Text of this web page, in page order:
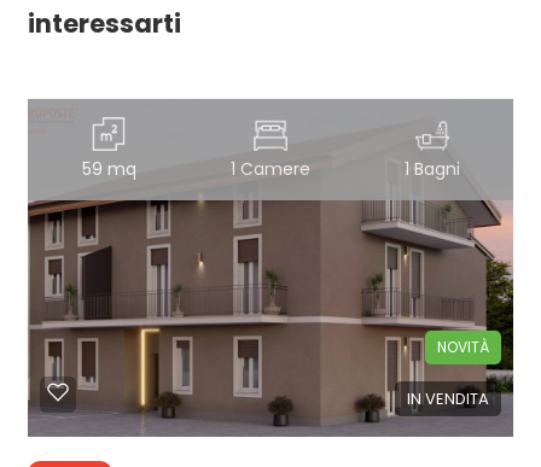
interessarti
59 mq 1 Camere 1 Bagni
IN VENDITA
NOVITÀ